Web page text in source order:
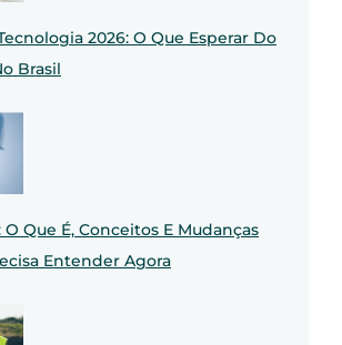
2026: O Que Esperar Do
Brasil
Que É, Conceitos E Mudanças
Entender Agora